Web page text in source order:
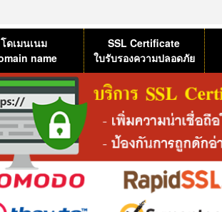
โดเมนเนม
name
SSL Certificate
ใบรับรองความปลอดภัย